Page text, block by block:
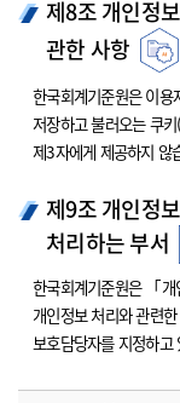
제8조 개인정
관한 사항
한국회계기준원은 이용
저장하고 불러오는 쿠
제3자에게 제공하지 않
제9조 개인정
처리하는 부서
한국회계기준원은 「
개인정보 처리와 관련
보호담당자를 지정하고